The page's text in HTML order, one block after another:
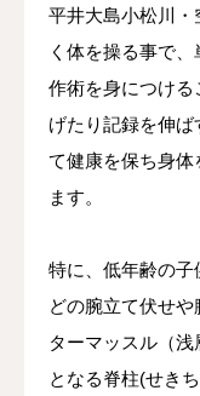
平井大島小松川・
く体を操る事で
作術を身につける
げたり記録を伸
て健康を保ち身
ます。
特に、低年齢の
どの腕立て伏せ
ターマッスル（
となる脊柱(せき